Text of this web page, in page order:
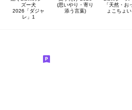
ズー犬
2026「ダジャ
レ」1
(思いやり・寄り
添う言葉)
「天然・お
ょこちょ